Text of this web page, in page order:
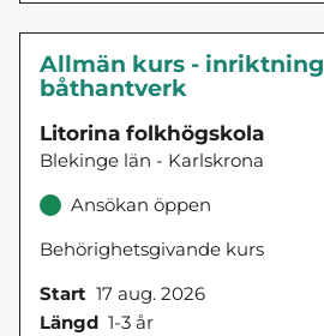
Allmän kurs - inriktning
båthantverk
Litorina folkhögskola
Blekinge län - Karlskrona
Ansökan öppen
Behörighetsgivande kurs
Start 17 aug. 2026
Längd 1-3 år